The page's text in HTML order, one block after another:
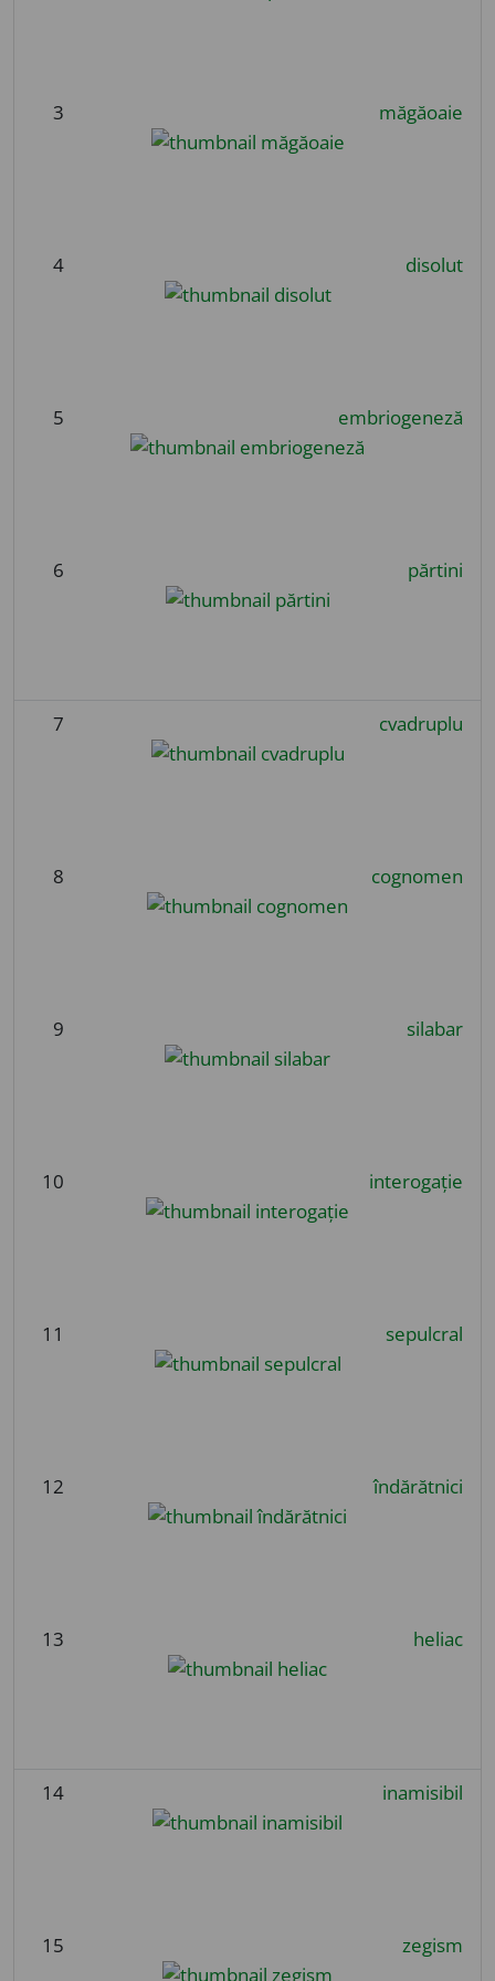
3 măgăoaie
4 disolut
5 embriogeneză
6 părtini
7 cvadruplu
8 cognomen
9 silabar
10 interogație
11 sepulcral
12 îndărătnici
13 heliac
14 inamisibil
15 zegism